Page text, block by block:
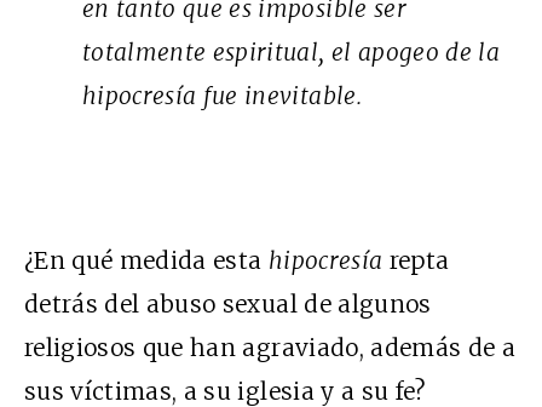
en tanto que es imposible ser
totalmente espiritual, el apogeo de la
hipocresía fue inevitable.
¿En qué medida esta hipocresía repta
detrás del abuso sexual de algunos
religiosos que han agraviado, además de a
sus víctimas, a su iglesia y a su fe?